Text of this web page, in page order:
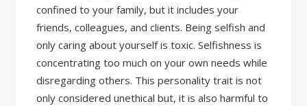
confined to your family, but it includes your
friends, colleagues, and clients. Being selfish and
only caring about yourself is toxic. Selfishness is
concentrating too much on your own needs while
disregarding others. This personality trait is not
only considered unethical but, it is also harmful to